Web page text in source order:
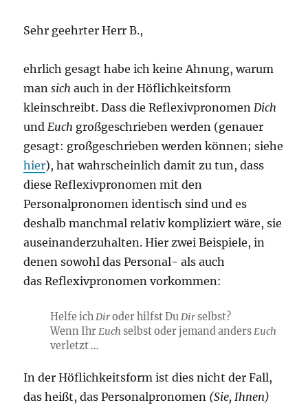
Sehr geehrter Herr B.,
ehrlich gesagt habe ich keine Ahnung, warum
mansich auch in der Höflichkeitsform
kleinschreibt. Dass die ReflexivpronomenDich
undEuch großgeschrieben werden (genauer
gesagt: großgeschrieben werden können; siehe
hier), hat wahrscheinlich damit zu tun, dass
diese Reflexivpronomen mit den
Personalpronomen identisch sind und es
deshalb manchmal relativ kompliziert wäre, sie
auseinanderzuhalten. Hier zwei Beispiele, in
denen sowohl das Personal- als auch
das Reflexivpronomen vorkommen:
Helfe ichDiroder hilfst DuDirselbst?
Wenn IhrEuch selbst oder jemand andersEuch
verletzt …
In der Höflichkeitsform ist dies nicht der Fall,
das heißt, das Personalpronomen (Sie, Ihnen)